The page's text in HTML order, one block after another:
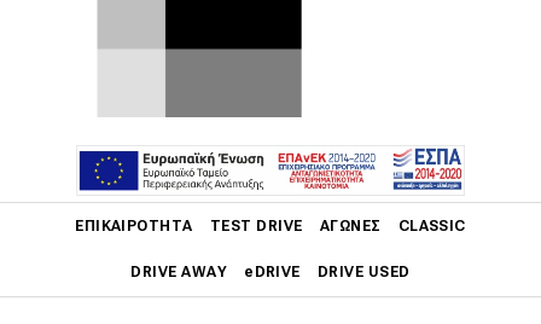
ΕΠΙΚΑΙΡΌΤΗΤΑ TEST DRIVE ΑΓΏΝΕΣ CLASSIC
DRIVE AWAY eDRIVE DRIVE USED
Αν έχεις χρήμα διάβαινε, λένε. Και το
όνομα μπορεί να τα λέει όλα: τοAgha-
τον Αγά Χαν των πετρελαίων.